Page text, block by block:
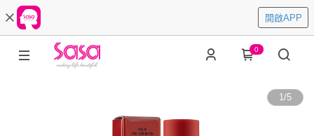
開啟APP
0
1/5